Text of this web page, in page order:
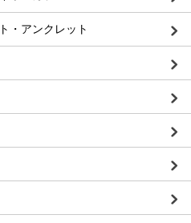
・アンクレット